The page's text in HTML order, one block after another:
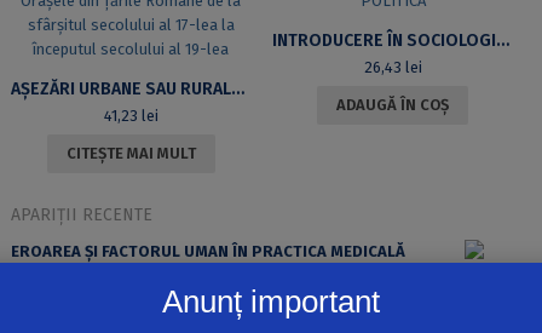
AȘEZĂRI URBANE SAU RURALE? ORAȘELE DIN ȚĂRILE ROMÂNE DE LA SFÂRȘITUL SECOLULUI AL 17-LEA LA ÎNCEPUTUL SECOLULUI AL 19-LEA
41,23 lei
CITEȘTE MAI MULT
INTRODUCERE ÎN SOCIOLOGIA POLITICĂ
26,43 lei
ADAUGĂ ÎN COȘ
APARIȚII RECENTE
EROAREA ȘI FACTORUL UMAN ÎN PRACTICA MEDICALĂ
Anunț important